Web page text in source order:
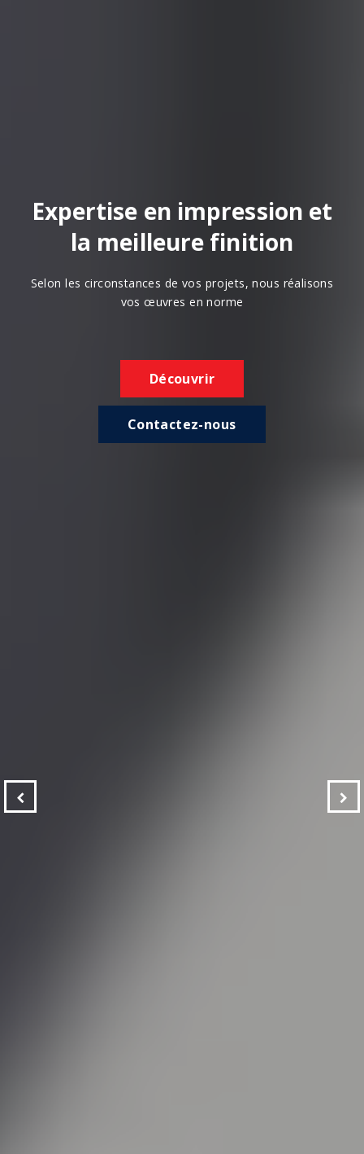
Expertise en impression et
la meilleure finition
Selon les circonstances de vos projets, nous réalisons
vos œuvres en norme
Découvrir
Contactez-nous